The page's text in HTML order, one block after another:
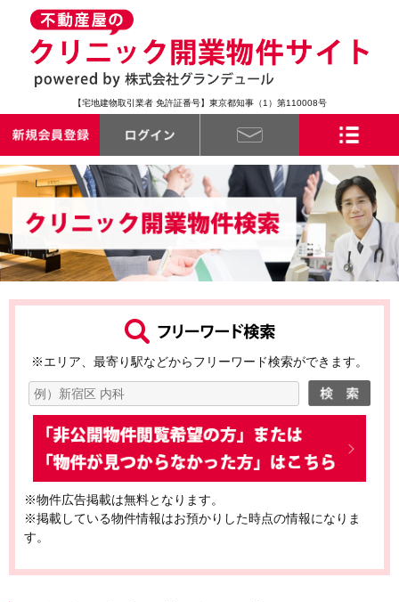
【宅地建物取引業者 免許証番号】東京都知事（1）第110008号
※エリア、最寄り駅などからフリーワード検索ができます。
※物件広告掲載は無料となります。
※掲載している物件情報はお預かりした時点の情報になりま
す。